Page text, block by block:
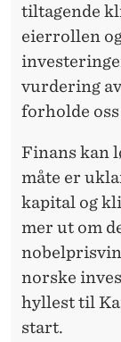
tiltagende
eierrollen
vurdering
forholde
Finans kan
måte er
kapital og
mer ut om
norske
hyllest til
start.